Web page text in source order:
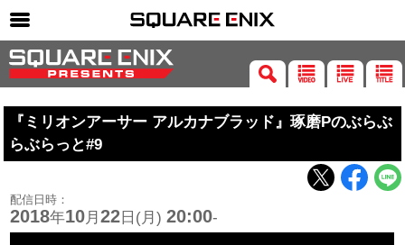
SQUARE ENIX 公式サイトメニュー
マガジン＆ブックス
ミュージック
グッズ
ストア
『ミリオンアーサー アルカナブラッド』琢磨Pのぶらぶ
らぶらっと#9
配信日時：
2018年10月22 日(月)20:00-